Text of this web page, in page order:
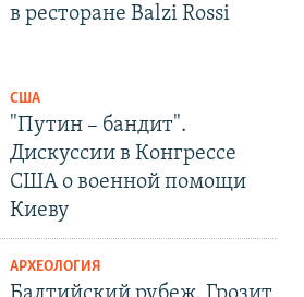
в ресторане Balzi Rossi
США
"Путин – бандит".
Дискуссии в Конгрессе
США о военной помощи
Киеву
АРХЕОЛОГИЯ